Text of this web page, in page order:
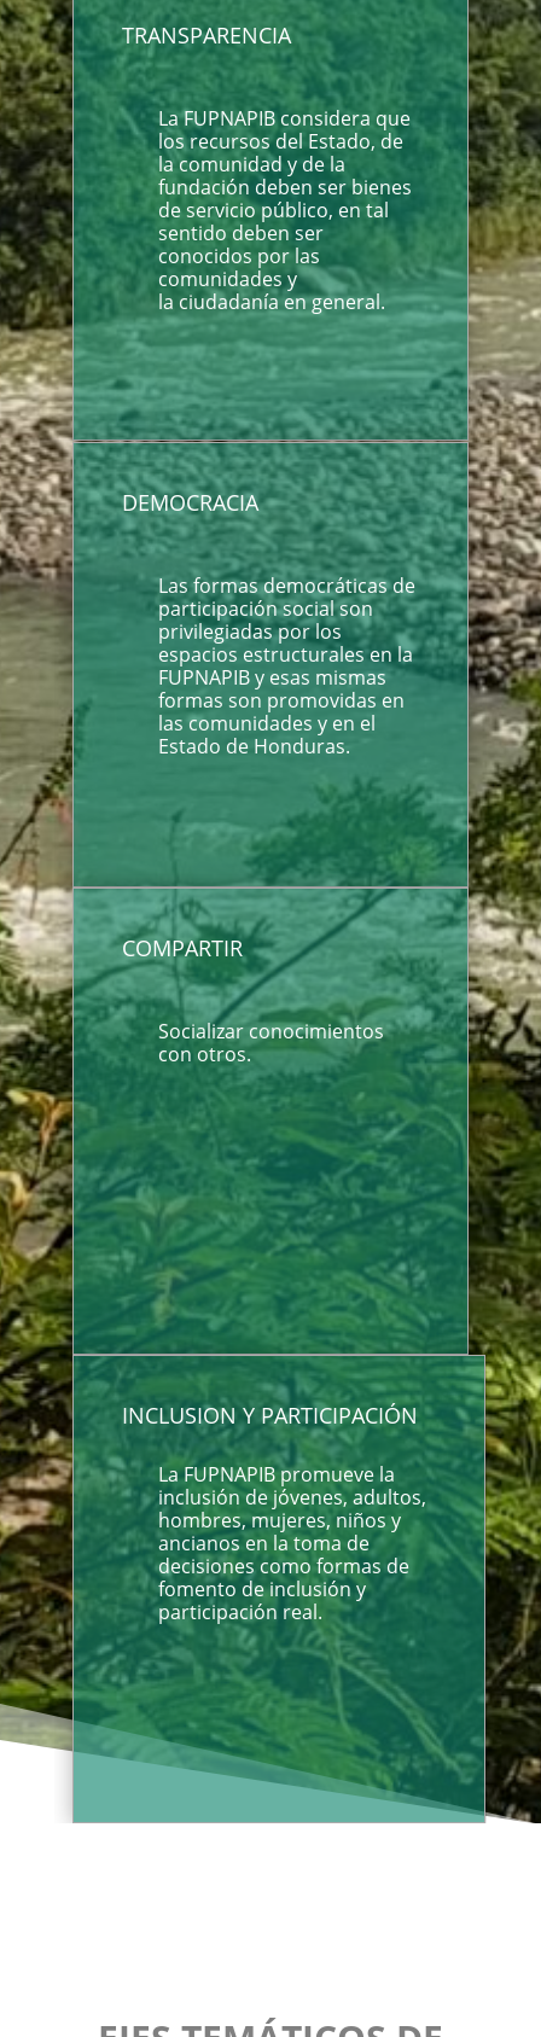
TRANSPARENCIA
La FUPNAPIB considera que
los recursos del Estado, de
la comunidad y de la
fundación deben ser bienes
de servicio público, en tal
sentido deben ser
conocidos por las
comunidades y
la ciudadanía en general.
DEMOCRACIA
Las formas democráticas de
participación social son
privilegiadas por los
espacios estructurales en la
FUPNAPIB y esas mismas
formas son promovidas en
las comunidades y en el
Estado de Honduras.
COMPARTIR
Socializar conocimientos
con otros.
INCLUSION Y PARTICIPACIÓN
La FUPNAPIB promueve la
inclusión de jóvenes, adultos,
hombres, mujeres, niños y
ancianos en la toma de
decisiones como formas de
fomento de inclusión y
participación real.